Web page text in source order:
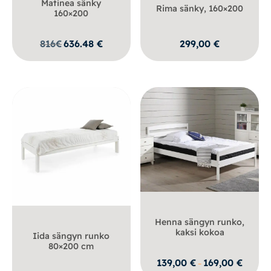
Matinea sänky
160×200
816€636.48 €
Rima sänky, 160×200
299,00€
Iida sängyn runko
80×200 cm
Henna sängyn runko,
kaksi kokoa
139,00€ – 169,00€